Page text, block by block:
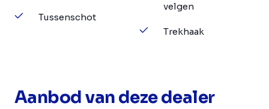
Tussenschot
velgen
Trekhaak
Aanbod van deze dealer